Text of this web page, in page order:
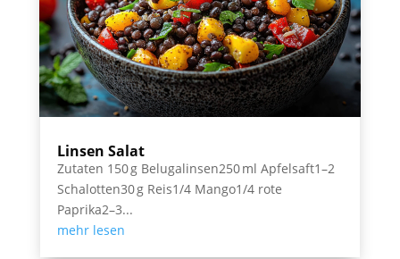
Linsen Salat
Zutaten 150 g Belugalinsen250 ml Apfelsaft1–2
Schalotten30 g Reis1/4 Mango1/4 rote
Paprika2–3...
mehr lesen